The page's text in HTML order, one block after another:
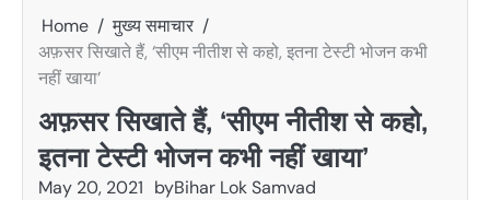
Home
मुख्य समाचार
अफ़सर सिखाते हैं, ‘सीएम नीतीश से कहो, इतना टेस्टी भोजन कभी
नहीं खाया’
अफ़सर सिखाते हैं, ‘सीएम नीतीश से कहो,
इतना टेस्टी भोजन कभी नहीं खाया’
May 20, 2021 byBihar Lok Samvad